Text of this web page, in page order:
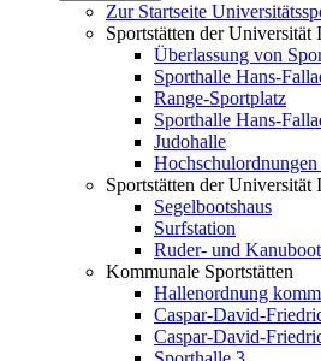
Zur Startseite
Sportstätten der Universität I
Überlassung von
Sporthalle Hans-
Range-Sportplatz
Sporthalle Hans-
Judohalle
Sportstätten der Universität
Segelbootshaus
Surfstation
Ruder- und
Kommunale Sportstätten
Hallenordnung
Caspar-David-
Caspar-David-